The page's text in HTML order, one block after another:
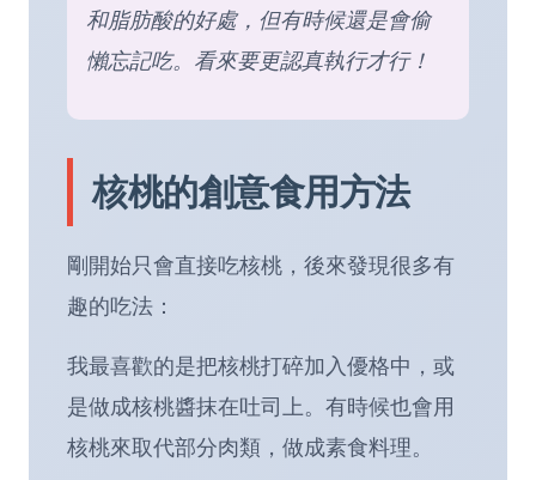
和脂肪酸的好處，但有時候還是會偷
懶忘記吃。看來要更認真執行才行！
核桃的創意食用方法
剛開始只會直接吃核桃，後來發現很多有
趣的吃法：
我最喜歡的是把核桃打碎加入優格中，或
是做成核桃醬抹在吐司上。有時候也會用
核桃來取代部分肉類，做成素食料理。